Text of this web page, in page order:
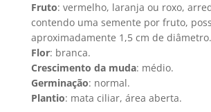
Fruto: vermelho, laranja ou roxo,
contendo uma semente por fruto,
aproximadamente 1,5 cm de diâmetro.
Flor: branca.
Crescimento da muda: médio.
Germinação: normal.
Plantio: mata ciliar, área aberta.